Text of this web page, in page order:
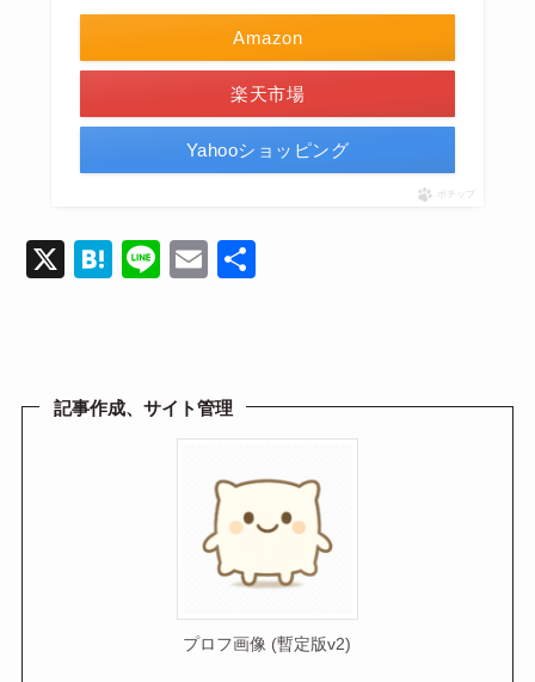
Amazon
楽天市場
Yahooショッピング
ポチップ
X
H
a
Li
E
記事作成、サイト管理
プロフ画像 (暫定版v2)